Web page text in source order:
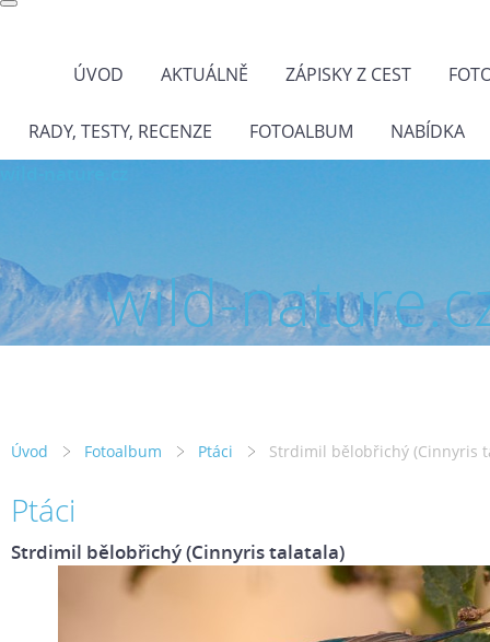
ÚVOD AKTUÁLNĚ ZÁPISKY Z CEST
RADY, TESTY, RECENZE FOTOALBUM NABÍDKA
wild-
Úvod Fotoalbum Ptáci Strdimil bělobřichý (Cinnyris
Ptáci
Strdimil bělobřichý (Cinnyris talatala)